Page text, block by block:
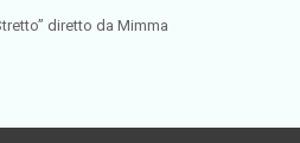
diretto da Mimma